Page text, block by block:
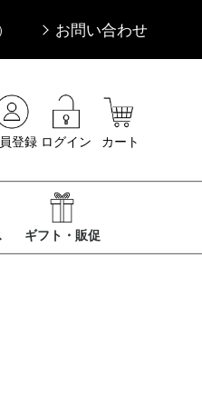
お問い合わせ
登録 ログイン カート
ギフト・販促